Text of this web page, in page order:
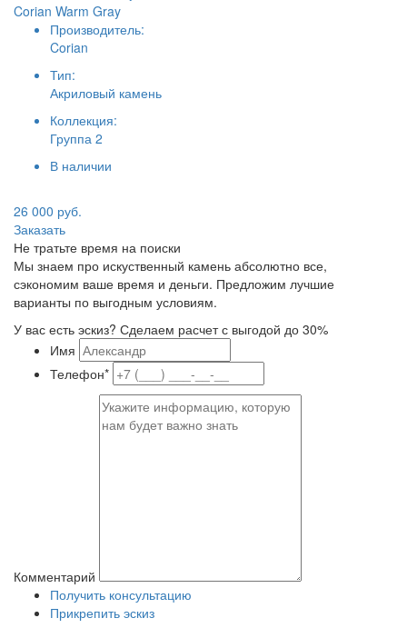
Corian Warm Gray
Производитель:
Corian
Тип:
Акриловый камень
Коллекция:
Группа 2
В наличии
26 000 руб.
Заказать
Не тратьте время на поиски
Мы знаем про искуственный камень абсолютно все,
сэкономим ваше время и деньги. Предложим лучшие
варианты по выгодным условиям.
У вас есть эскиз? Сделаем расчет с выгодой до 30%
Имя
Телефон*
Комментарий
Получить консультацию
Прикрепить эскиз